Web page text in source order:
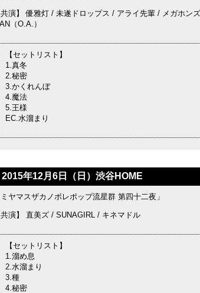
共演】 優雅灯 / 未遂ドロップス / アライ先輩 / メガホン
（O.A.）
【セットリスト】
1.真冬
2.秘密
3.かくれんぼ
4.魔法
5.王様
EC.水溜まり
2015年12月6日（日）渋谷HOME
ミヤマスザカノボレポップ流星群 第四十二夜」
共演】 直美ズ / SUNAGIRL / キネマドル
【セットリスト】
1.溜め息
2.水溜まり
3.種
4.秘密